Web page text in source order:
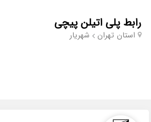
رابط پلی اتیلن پیچی
استان تهران شهریار